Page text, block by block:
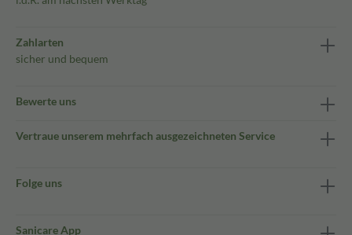
Zahlarten
sicher und bequem
Bewerte uns
Vertraue unserem mehrfach ausgezeichneten Service
Folge uns
Sanicare App